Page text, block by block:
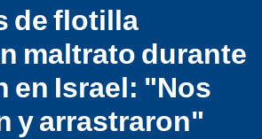
de flotilla
maltrato durante
en Israel: "Nos
y arrastraron"